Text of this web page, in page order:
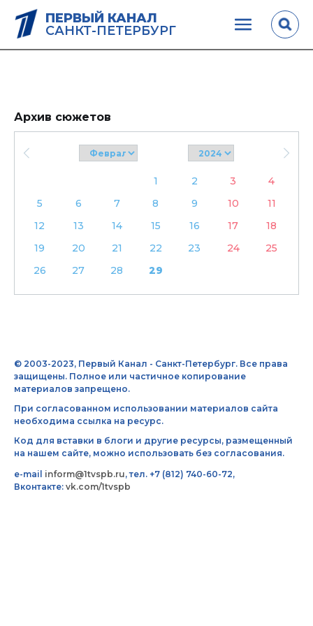
ПЕРВЫЙ КАНАЛ
САНКТ-ПЕТЕРБУРГ
Архив сюжетов
1 2 3
4
5
6 7 8 9 10
11
12
13 14 15 16 17
18
19
20 21 22 23 24
25
26
27 28 29
© 2003-2023, Первый Канал - Санкт-Петербург. Все права
защищены. Полное или частичное копирование
материалов запрещено.
При согласованном использовании материалов сайта
необходима ссылка на ресурс.
Код для вставки в блоги и другие ресурсы, размещенный
на нашем сайте, можно использовать без согласования.
e-mail inform@1tvspb.ru, тел. +7 (812) 740-60-72,
Вконтакте: vk.com/1tvspb